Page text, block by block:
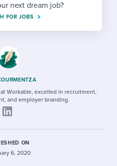
work processes
Academy
next dream job?
FOR JOBS
Workable, excelled in recruitment,
and employer branding.
ON
6, 2020